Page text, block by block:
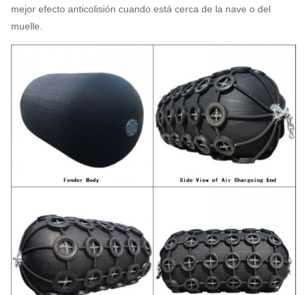
mejor efecto anticolisión cuando está cerca de la nave o del
muelle.